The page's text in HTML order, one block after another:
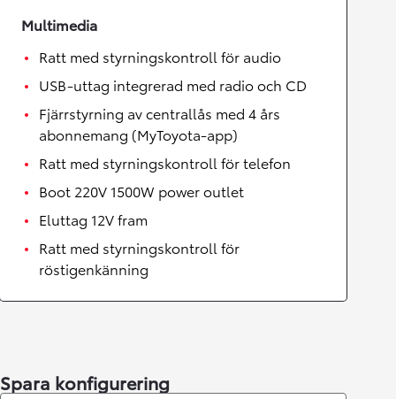
Multimedia
Ratt med styrningskontroll för audio
USB-uttag integrerad med radio och CD
Fjärrstyrning av centrallås med 4 års
abonnemang (MyToyota-app)
Ratt med styrningskontroll för telefon
Boot 220V 1500W power outlet
Eluttag 12V fram
Ratt med styrningskontroll för
röstigenkänning
Spara konfigurering